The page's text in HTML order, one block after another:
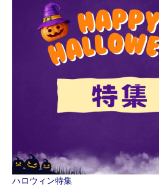
ハロウィン特集